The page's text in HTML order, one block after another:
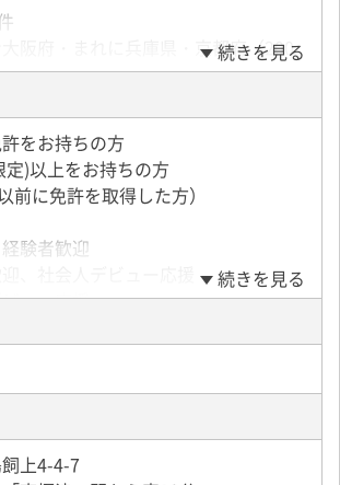
れる働きやすさ】
しはほとんどなく、ピッキングや検品
。
ながら、配送業務に集中できる環境
けたい」「黙々と仕事をしたい」と
タリです。
も充実】
ク通勤OK
あり
で仕事を覚えやすい
大阪府・まれに兵庫県・京都府（200
･冷蔵食品など
車なので、手積み・手降ろしなし
2日～3週間程度、習熟度に合わせて
経験者の方も安心してお仕事を始め
＞
を教えてください♪
7（摂津営業所）
高槻営業所）
南港営業所）
続きを見る
をお持ちの方
)以上をお持ちの方
前に免許を取得した方）
験者歓迎
ュー応援
不問、ブランクOK
歓迎
代、50代、60代活躍中
迎
nationals, please apply only if
続きを見る
上4-4-7